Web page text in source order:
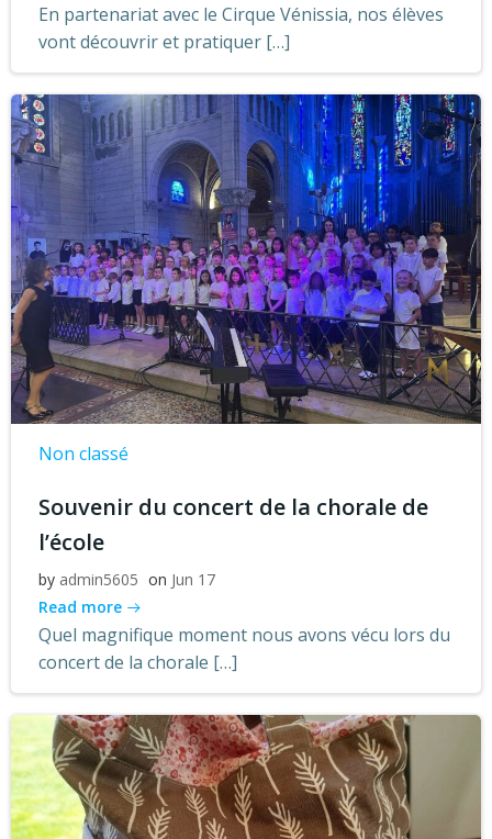
En partenariat avec le Cirque Vénissia, nos élèves
vont découvrir et pratiquer […]
Non classé
Souvenir du concert de la chorale de
l’école
by admin5605 on Jun 17
Read more
Quel magnifique moment nous avons vécu lors du
concert de la chorale […]